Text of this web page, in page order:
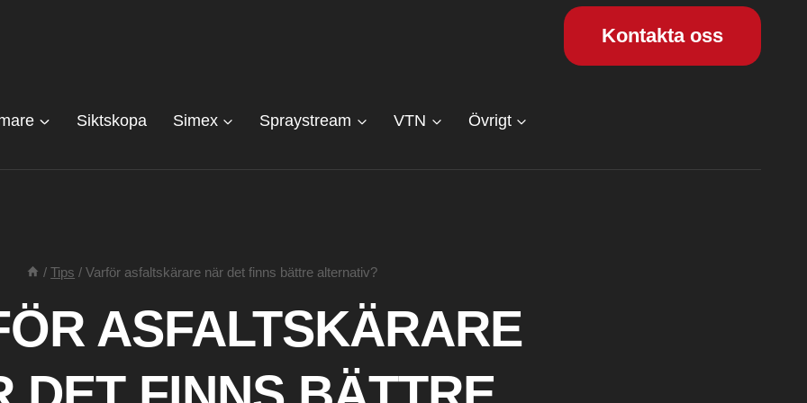
Kontakta oss
Siktskopa Simex Spraystream VTN Övrigt
/ Tips / Varför asfaltskärare när det finns bättre alternativ?
ASFALTSKÄRARE